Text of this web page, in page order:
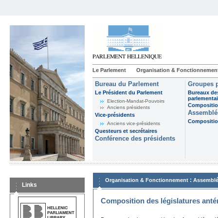
Le Parlement Organisation &
Bureau du Parlement
Le Président du Parlement
Election-Mandat-Pouvoirs
Anciens présidents
Vice-présidents
Anciens vice-présidents
Questeurs et secrétaires
Conférence des présidents
Groupes
Bureaux
Links
Organisation & Fonctionnement :
Composition des législatures